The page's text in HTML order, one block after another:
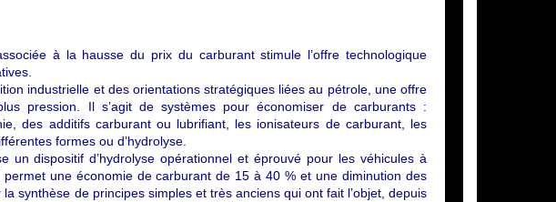
à la hausse du prix du carburant stimule l’offre technologique
industrielle et des orientations stratégiques liées au pétrole, une offre
pression. Il s’agit de systèmes pour économiser de carburants :
des additifs carburant ou lubrifiant, les ionisateurs de carburant, les
formes ou d’hydrolyse.
un dispositif d’hydrolyse opérationnel et éprouvé pour les véhicules à
une économie de carburant de 15 à 40 % et une diminution des
synthèse de principes simples et très anciens qui ont fait l’objet, depuis